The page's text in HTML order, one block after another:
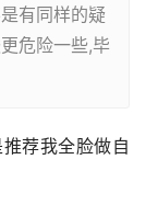
有同样的疑
危险一些,毕
荐我全脸做自